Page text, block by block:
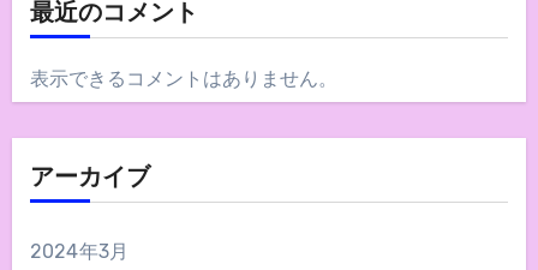
最近のコメント
表示できるコメントはありません。
アーカイブ
2024年3月